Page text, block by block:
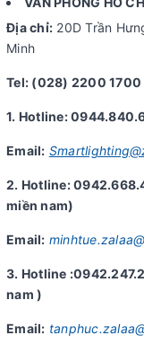
Địa chỉ: 20D Trần
Minh
Tel: (028) 2200 1700
1. Hotline:
Email:
2. Hotline:
miền nam)
Email:
3. Hotline
nam )
Email: